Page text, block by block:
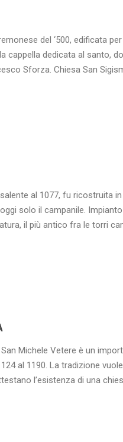
del ‘500, edificata
cappella dedicata al santo,
Sforza. Chiesa San
al 1077, fu ricostruita
solo il campanile.
il più antico fra le torri
Michele Vetere è un
al 1190. La tradizione
l’esistenza di una